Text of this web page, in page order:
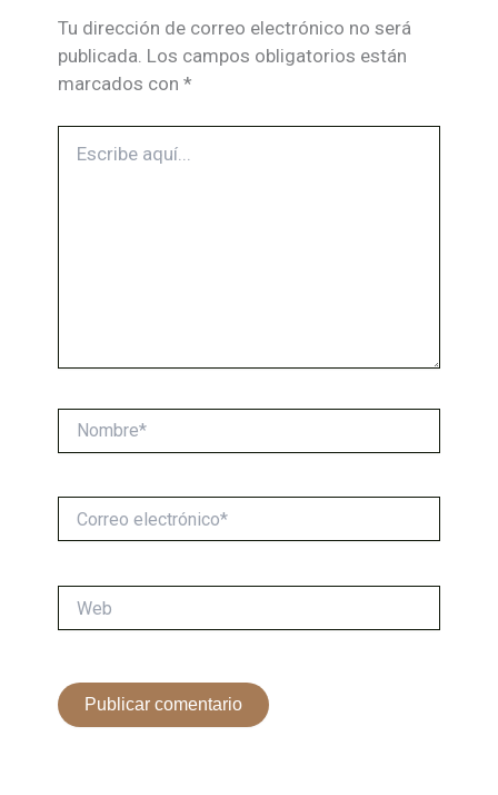
Tu dirección de correo electrónico no será
publicada. Los campos obligatorios están
marcados con *
aquí...
electrónico*